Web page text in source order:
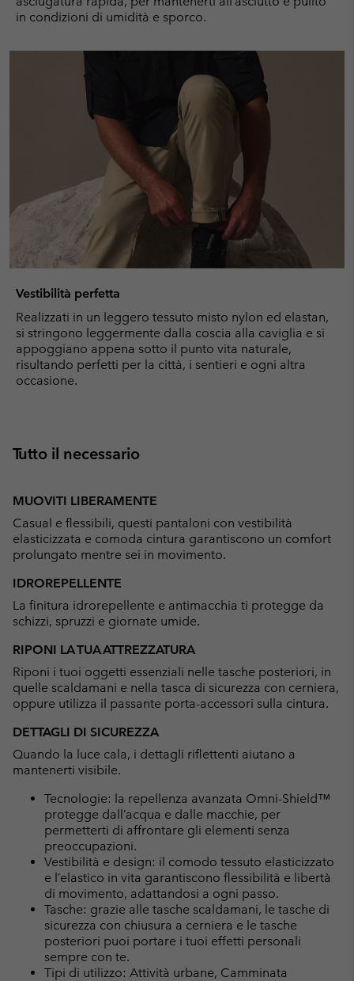
in condizioni di umidità e sporco.
Vestibilità perfetta
Realizzati in un leggero tessuto misto nylon ed elastan,
si stringono leggermente dalla coscia alla caviglia e si
appoggiano appena sotto il punto vita naturale,
risultando perfetti per la città, i sentieri e ogni altra
occasione.
Tutto il necessario
MUOVITI LIBERAMENTE
Casual e flessibili, questi pantaloni con vestibilità
elasticizzata e comoda cintura garantiscono un comfort
prolungato mentre sei in movimento.
IDROREPELLENTE
La finitura idrorepellente e antimacchia ti protegge da
schizzi, spruzzi e giornate umide.
RIPONI LA TUA ATTREZZATURA
Riponi i tuoi oggetti essenziali nelle tasche posteriori, in
quelle scaldamani e nella tasca di sicurezza con cerniera,
oppure utilizza il passante porta-accessori sulla cintura.
DETTAGLI DI SICUREZZA
Quando la luce cala, i dettagli riflettenti aiutano a
mantenerti visibile.
Tecnologie: la repellenza avanzata Omni-Shield™
protegge dall’acqua e dalle macchie, per
permetterti di affrontare gli elementi senza
preoccupazioni.
Vestibilità e design: il comodo tessuto elasticizzato
e l’elastico in vita garantiscono flessibilità e libertà
di movimento, adattandosi a ogni passo.
Tasche: grazie alle tasche scaldamani, le tasche di
sicurezza con chiusura a cerniera e le tasche
posteriori puoi portare i tuoi effetti personali
sempre con te.
Tipi di utilizzo: Attività urbane, Camminata